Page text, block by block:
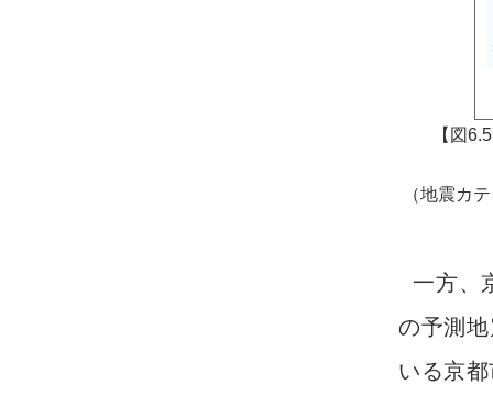
【図
（地震カ
一方、
の予測
いる京